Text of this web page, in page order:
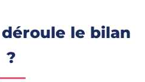
le bilan
?